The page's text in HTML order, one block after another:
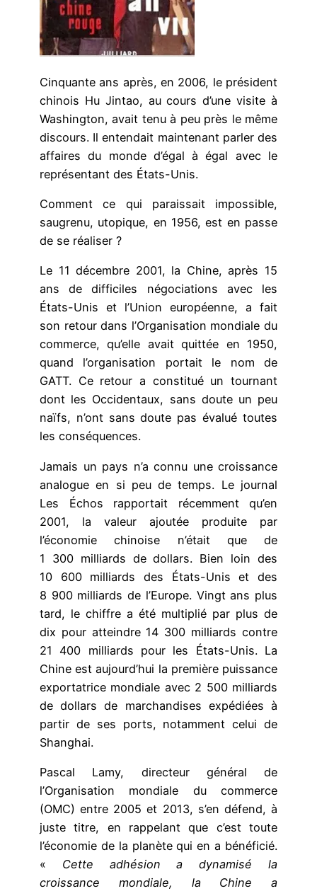
Cinquante ans après, en 2006, le président
chinois Hu Jintao, au cours d’une visite à
Washington, avait tenu à peu près le même
discours. Il entendait maintenant parler des
affaires du monde d’égal à égal avec le
représentant des États-Unis.
Comment ce qui paraissait impossible,
saugrenu, utopique, en 1956, est en passe
de se réaliser ?
Le 11 décembre 2001, la Chine, après 15
ans de difficiles négociations avec les
États-Unis et l’Union européenne, a fait
son retour dans l’Organisation mondiale du
commerce, qu’elle avait quittée en 1950,
quand l’organisation portait le nom de
GATT. Ce retour a constitué un tournant
dont les Occidentaux, sans doute un peu
naïfs, n’ont sans doute pas évalué toutes
les conséquences.
Jamais un pays n’a connu une croissance
analogue en si peu de temps. Le journal
Les Échos rapportait récemment qu’en
2001, la valeur ajoutée produite par
l’économie chinoise n’était que de
1 300 milliards de dollars. Bien loin des
10 600 milliards des États-Unis et des
8 900 milliards de l’Europe. Vingt ans plus
tard, le chiffre a été multiplié par plus de
dix pour atteindre 14 300 milliards contre
21 400 milliards pour les États-Unis. La
Chine est aujourd’hui la première puissance
exportatrice mondiale avec 2 500 milliards
de dollars de marchandises expédiées à
partir de ses ports, notamment celui de
Shanghai.
Pascal Lamy, directeur général de
l’Organisation mondiale du commerce
(OMC) entre 2005 et 2013, s’en défend, à
juste titre, en rappelant que c’est toute
l’économie de la planète qui en a bénéficié.
« Cette adhésion a dynamisé la
croissance mondiale, la Chine a